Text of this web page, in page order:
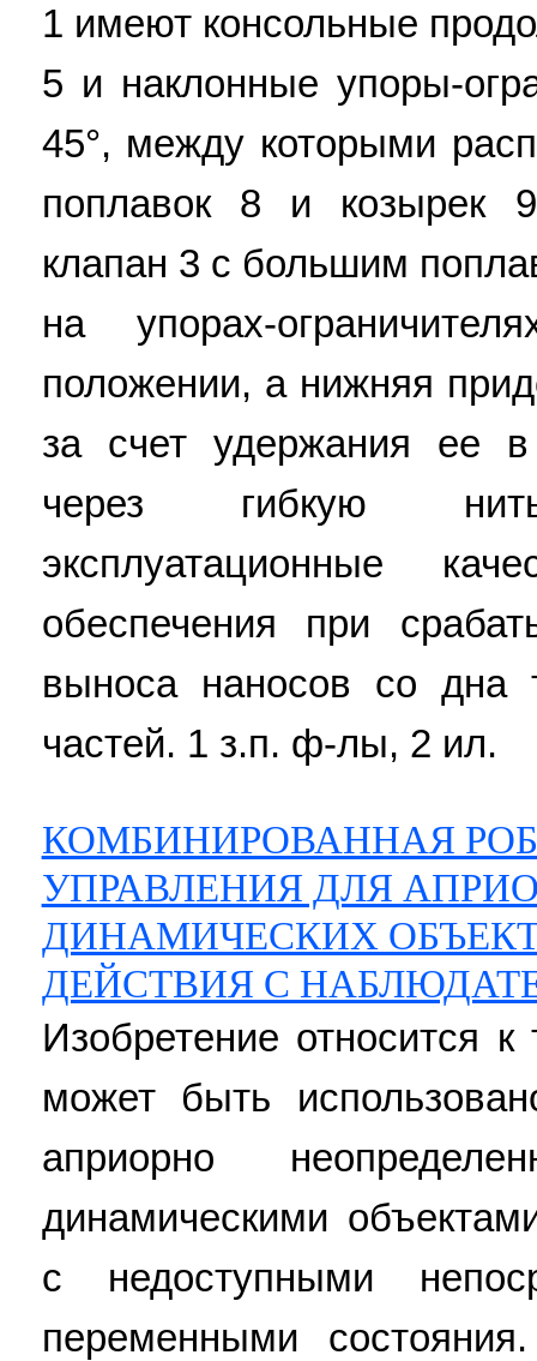
1 имеют консольные
5 и наклонные упоры-
45°, между которыми
поплавок 8 и козырек
клапан 3 с большим
на упорах-
положении, а нижняя
за счет удержания ее в
через гибкую
эксплуатационные
обеспечения при
выноса наносов со дна
частей. 1 з.п. ф-лы, 2 ил.
КОМБИНИРОВАННАЯ
УПРАВЛЕНИЯ ДЛЯ
ДИНАМИЧЕСКИХ
ДЕЙСТВИЯ С
Изобретение относится к
может быть
априорно
динамическими
с недоступными
переменными